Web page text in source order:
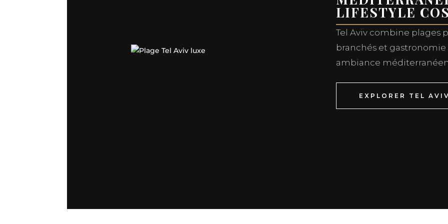
LIFESTYLE
Tel Aviv combine plages
branchés et
ambiance
EXPLORER TEL